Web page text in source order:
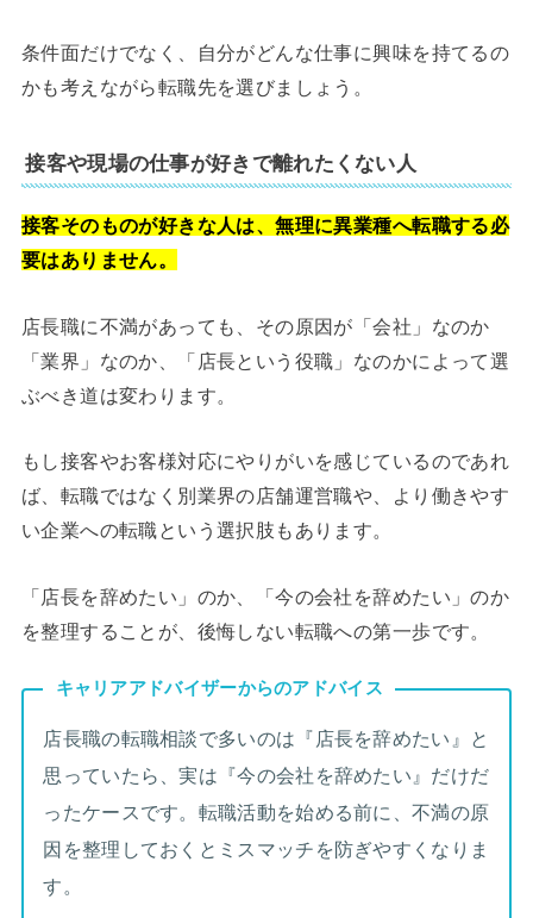
条件面だけでなく、自分がどんな仕事に興味を持てるの
かも考えながら転職先を選びましょう。
接客や現場の仕事が好きで離れたくない人
接客そのものが好きな人は、無理に異業種へ転職する必
要はありません。
店長職に不満があっても、その原因が「会社」なのか
「業界」なのか、「店長という役職」なのかによって選
ぶべき道は変わります。
もし接客やお客様対応にやりがいを感じているのであれ
ば、転職ではなく別業界の店舗運営職や、より働きやす
い企業への転職という選択肢もあります。
「店長を辞めたい」のか、「今の会社を辞めたい」のか
を整理することが、後悔しない転職への第一歩です。
キャリアアドバイザーからのアドバイス
店長職の転職相談で多いのは『店長を辞めたい』と
思っていたら、実は『今の会社を辞めたい』だけだ
ったケースです。転職活動を始める前に、不満の原
因を整理しておくとミスマッチを防ぎやすくなりま
す。